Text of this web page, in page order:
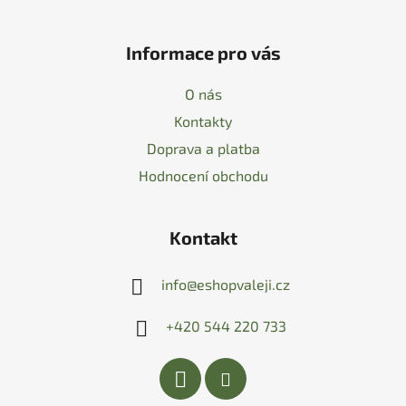
Informace pro vás
O nás
Kontakty
Doprava a platba
Hodnocení obchodu
Kontakt
info@eshopvaleji.cz
+420 544 220 733